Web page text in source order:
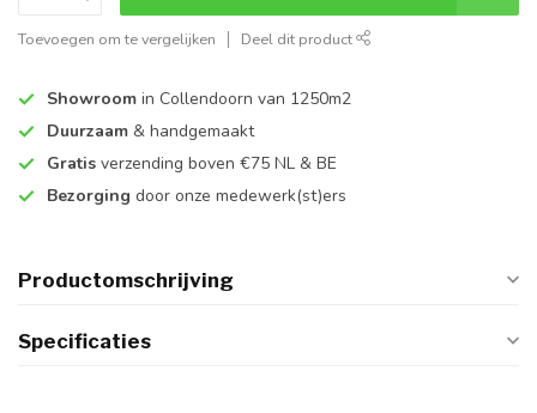
Toevoegen om te vergelijken Deel dit product
Showroom in Collendoorn van 1250m2
Duurzaam & handgemaakt
Gratis verzending boven €75 NL & BE
Bezorging door onze medewerk(st)ers
Productomschrijving
Specificaties